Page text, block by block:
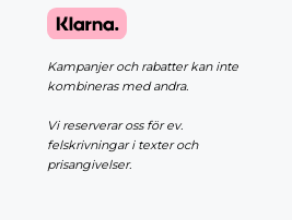
Kampanjer och rabatter kan inte
kombineras med andra.
Vi reserverar oss för ev.
felskrivningar i texter och
prisangivelser.